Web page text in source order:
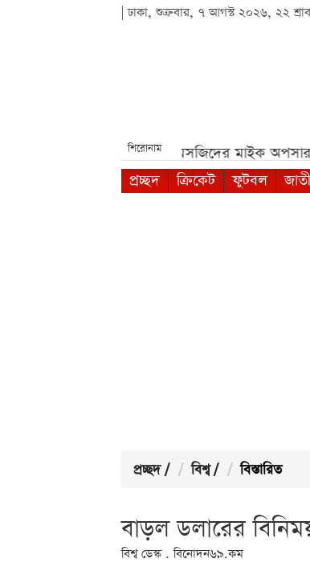
| ঢাকা, শুক্রবার, ৭ আগস্ট ২০২৬, ২২
শিরোনাম
পশ্চিমবঙ্গে মসজিদের মাইক অপসারণ
প্রচ্ছদ
ক্রিকেট ফুটবল
প্রচ্ছদ / বিশ্ব / বিস্তারিত
বাড়ল ডলারের
বিশ্ব ডেস্ক . বিনোদন৬৯.কম